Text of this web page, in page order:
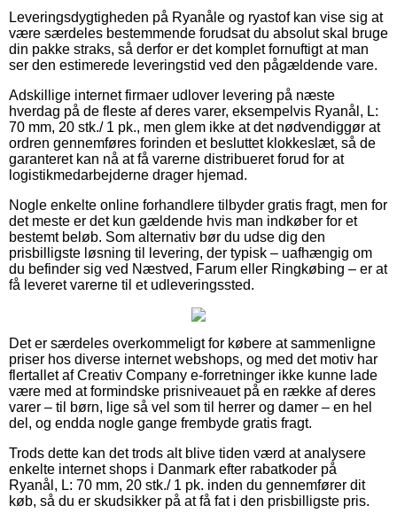
Leveringsdygtigheden på Ryanåle og ryastof kan vise sig at
være særdeles bestemmende forudsat du absolut skal bruge
din pakke straks, så derfor er det komplet fornuftigt at man
ser den estimerede leveringstid ved den pågældende vare.
Adskillige internet firmaer udlover levering på næste
hverdag på de fleste af deres varer, eksempelvis Ryanål, L:
70 mm, 20 stk./ 1 pk., men glem ikke at det nødvendiggør at
ordren gennemføres forinden et besluttet klokkeslæt, så de
garanteret kan nå at få varerne distribueret forud for at
logistikmedarbejderne drager hjemad.
Nogle enkelte online forhandlere tilbyder gratis fragt, men for
det meste er det kun gældende hvis man indkøber for et
bestemt beløb. Som alternativ bør du udse dig den
prisbilligste løsning til levering, der typisk – uafhængig om
du befinder sig ved Næstved, Farum eller Ringkøbing – er at
få leveret varerne til et udleveringssted.
Det er særdeles overkommeligt for købere at sammenligne
priser hos diverse internet webshops, og med det motiv har
flertallet af Creativ Company e-forretninger ikke kunne lade
være med at formindske prisniveauet på en række af deres
varer – til børn, lige så vel som til herrer og damer – en hel
del, og endda nogle gange frembyde gratis fragt.
Trods dette kan det trods alt blive tiden værd at analysere
enkelte internet shops i Danmark efter rabatkoder på
Ryanål, L: 70 mm, 20 stk./ 1 pk. inden du gennemfører dit
køb, så du er skudsikker på at få fat i den prisbilligste pris.